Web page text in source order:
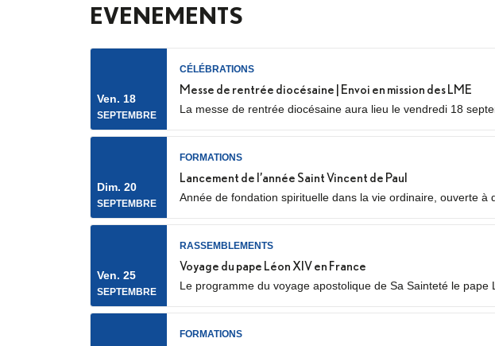
EVENEMENTS
Ven. 18
SEPTEMBRE
CÉLÉBRATIONS
Messe de rentrée diocésaine | Envoi en mission des LME
La messe de rentrée diocésaine aura lieu le vendredi 18
Dim. 20
SEPTEMBRE
FORMATIONS
Lancement de l’année Saint Vincent de Paul
Année de fondation spirituelle dans la vie ordinaire, ouverte
Ven. 25
SEPTEMBRE
RASSEMBLEMENTS
Voyage du pape Léon XIV en France
Le programme du voyage apostolique de Sa Sainteté le
FORMATIONS